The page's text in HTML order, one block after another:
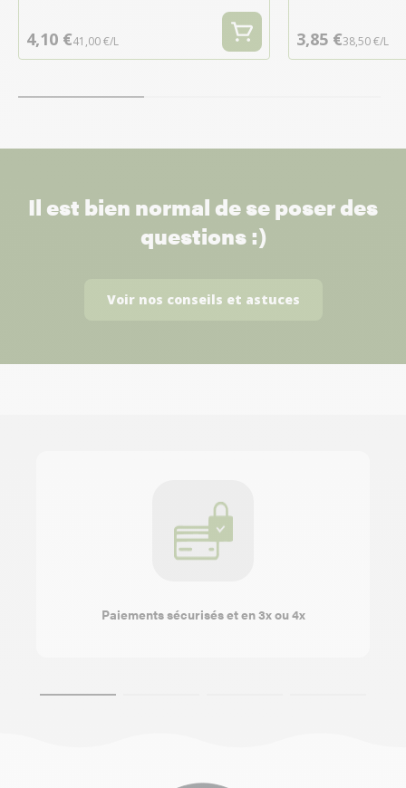
4,10 €41,00 €/L 3,85 €38,50 €/L
Il est bien normal de se poser des
questions :)
Voir nos conseils et astuces
Paiements sécurisés et en 3x ou 4x